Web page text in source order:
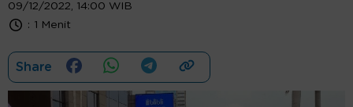
09/12/2022, 14:00 WIB
: 1 Menit
Share